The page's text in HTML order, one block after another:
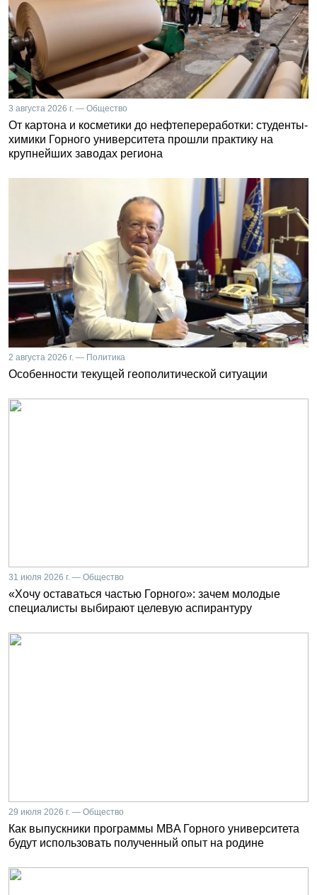
3 августа 2026 г. — Общество
От картона и косметики до нефтепереработки: студенты-
химики Горного университета прошли практику на
крупнейших заводах региона
2 августа 2026 г. — Политика
Особенности текущей геополитической ситуации
31 июля 2026 г. — Общество
«Хочу оставаться частью Горного»: зачем молодые
специалисты выбирают целевую аспирантуру
29 июля 2026 г. — Общество
Как выпускники программы MBA Горного университета
будут использовать полученный опыт на родине